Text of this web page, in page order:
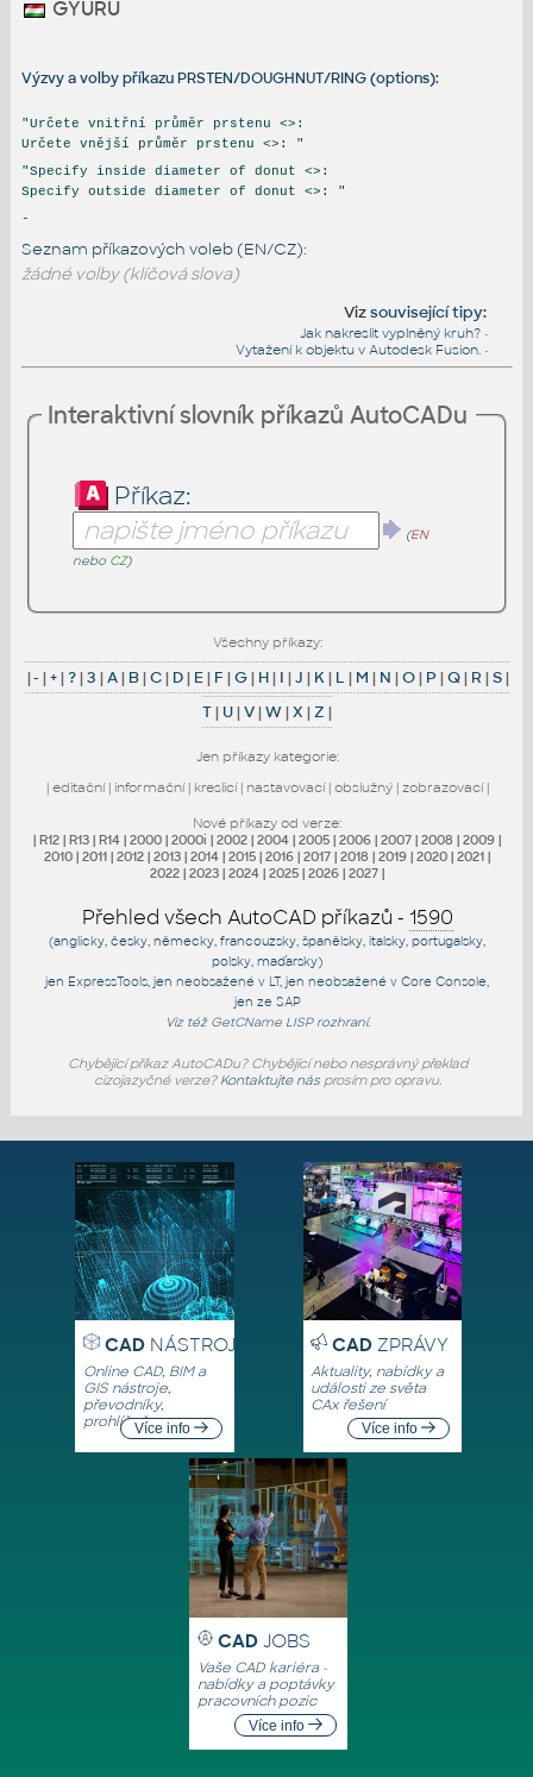
GYŰRŰ
Výzvy a volby příkazu PRSTEN/DOUGHNUT/RING (options):
"Určete vnitřní průměr prstenu <>:
Určete vnější průměr prstenu <>: "
"Specify inside diameter of donut <>:
Specify outside diameter of donut <>: "
-
Seznam příkazových voleb (EN/CZ):
žádné volby (klíčová slova)
Vizsouvisející tipy:
Jak nakreslit vyplněný kruh? •
Vytažení k objektu v Autodesk Fusion. •
Interaktivní slovník příkazů AutoCADu
Příkaz:
(EN
nebo CZ)
Všechny příkazy:
|- |+|?|3 |A| B|C| D| E| F |G| H| I |J | K| L | M | N |O| P |Q| R |S|
T| U|V|W|X |Z |
Jen příkazy kategorie:
| editační| informační| kreslicí| nastavovací| obslužný| zobrazovací|
Nové příkazy od verze:
| R12 | R13 | R14 | 2000 | 2000i | 2002 | 2004 | 2005 | 2006 | 2007 | 2008 | 2009 |
2010 | 2011 | 2012 | 2013 | 2014 | 2015 | 2016 | 2017 | 2018 | 2019 | 2020 | 2021 |
2022 | 2023 | 2024 | 2025 | 2026 | 2027 |
Přehled všech AutoCAD příkazů - 1590
(anglicky, česky, německy, francouzsky, španělsky, italsky, portugalsky,
polsky, maďarsky)
jen ExpressTools , jen neobsažené v LT, jen neobsažené v Core Console
jen ze SAP
Viz též GetCNameLISP rozhraní.
Chybějící příkaz AutoCADu? Chybějící nebo nesprávný překlad
cizojazyčné verze? Kontaktujte násprosím pro opravu.
CADNÁSTROJE
Online CAD, BIM a
GIS nástroje,
převodníky,
prohlížečeVíce info
CADZPRÁVY
Aktuality, nabídky a
události ze světa
CAx řešení
Více info
CAD JOBS
Vaše CAD kariéra -
nabídky a poptávky
pracovních pozic
Více info